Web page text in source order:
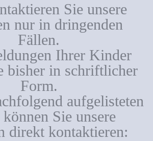
Sie unsere
nur in dringenden
Fällen.
Ihrer Kinder
bisher in schriftlicher
Form.
aufgelisteten
können Sie unsere
direkt kontaktieren: